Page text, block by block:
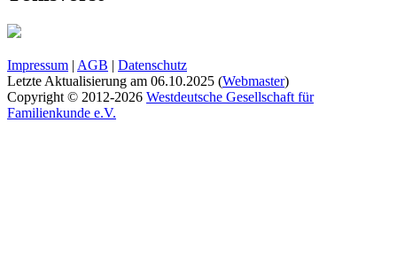
Impressum | AGB | Datenschutz
Letzte Aktualisierung am 06.10.2025 (Webmaster)
Copyright © 2012-2026 Westdeutsche Gesellschaft für
Familienkunde e.V.